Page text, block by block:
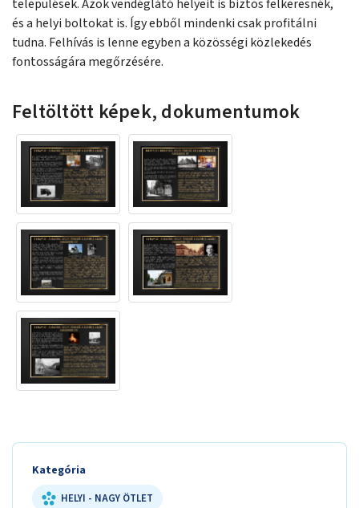
települések. Azok vendéglátó helyeit is biztos felkeresnék,
és a helyi boltokat is. Így ebből mindenki csak profitálni
tudna. Felhívás is lenne egyben a közösségi közlekedés
fontosságára megőrzésére.
Feltöltött képek, dokumentumok
Kategória
HELYI - NAGY ÖTLET